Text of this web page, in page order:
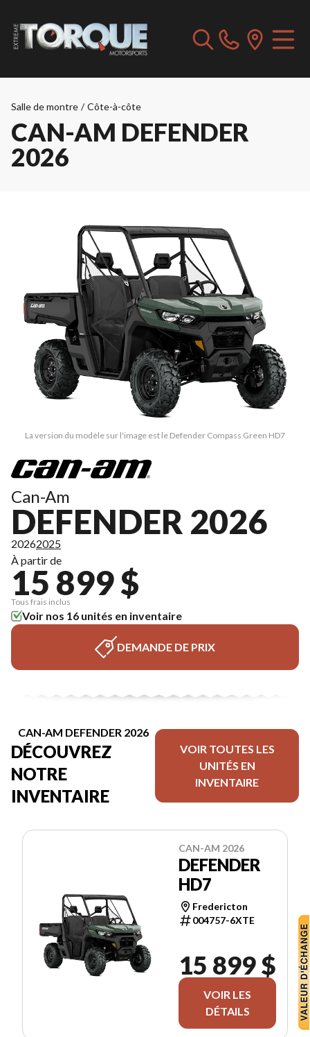
Salle de montre / Côte-à-côte
CAN-AM DEFENDER
2026
La version du modèle sur l'image est le Defender Compass Green HD7
Can-Am
DEFENDER 2026
20262025
À partir de
15 899 $
Tous frais inclus
Voir nos 16 unités en inventaire
DEMANDE DE PRIX
CAN-AM DEFENDER 2026
DÉCOUVREZ
NOTRE
INVENTAIRE
VOIR TOUTES LES
UNITÉS EN
INVENTAIRE
CAN-AM 2026
DEFENDER
HD7
Fredericton
004757-6XTE
15 899 $
VOIR LES
DÉTAILS